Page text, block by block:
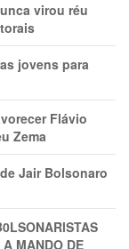
virou réu
jovens para
Flávio
Zema
Jair Bolsonaro
MANDO DE